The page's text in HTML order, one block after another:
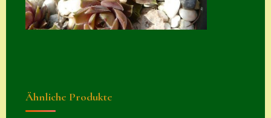
Ähnliche Produkte